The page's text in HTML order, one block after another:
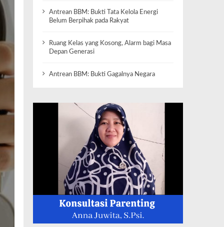
Antrean BBM: Bukti Tata Kelola Energi
Belum Berpihak pada Rakyat
Ruang Kelas yang Kosong, Alarm bagi Masa
Depan Generasi
Antrean BBM: Bukti Gagalnya Negara